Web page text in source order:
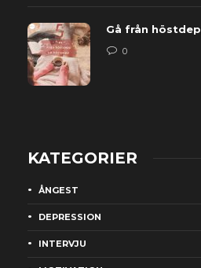
Gå från
0
KATEGORIER
ÅNGEST
DEPRESSION
INTERVJU